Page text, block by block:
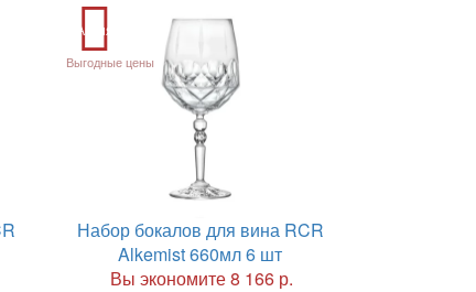
Акция
Выгодные цены
Набор бокалов для вина RCR
Alkemist 660мл 6 шт
Вы экономите 8 166 р.